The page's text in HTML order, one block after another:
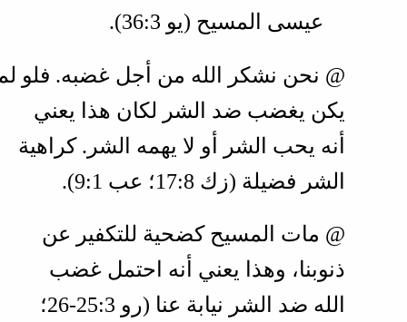
عيسى المسيح (يو 3‏:36 ).
@ نحن نشكر الله من أجل غضبه. فلو
يكن يغضب ضد الشر لكان هذا يعني
أنه يحب الشر أو لا يهمه الشر. كراهية
الشر فضيلة (زك 8‏:17؛ عب 1‏:9 ).
@ مات المسيح كضحية للتكفير عن
ذنوبنا، وهذا يعني أنه احتمل غضب
الله ضد الشر نيابة عنا (
رو 3‏:25‏-26؛